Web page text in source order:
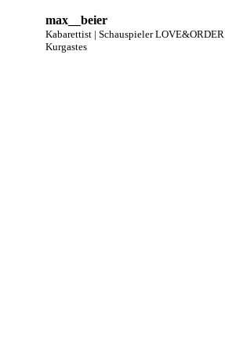
max__beier
Kabarettist | SchauspielerLOVE&ORDER
Kurgastes